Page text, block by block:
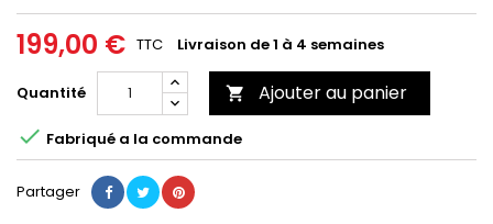
199,00 € TTC Livraison de 1 à 4 semaines
Quantité  Ajouter au panier
 Fabriqué a la commande
Partager